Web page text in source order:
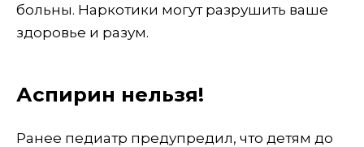
больны. Наркотики могут разрушить ваше
здоровье и разум.
Аспирин нельзя!
Ранее педиатр предупредил, что детям до